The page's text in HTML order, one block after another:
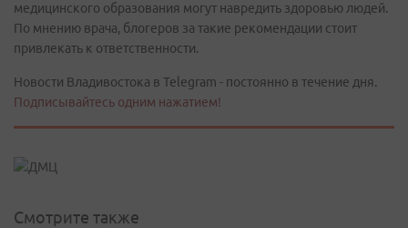
медицинского образования могут навредить здоровью людей.
По мнению врача, блогеров за такие рекомендации стоит
привлекать к ответственности.
Новости Владивостока в Telegram - постоянно в течение дня.
Подписывайтесь одним нажатием!
Смотрите также